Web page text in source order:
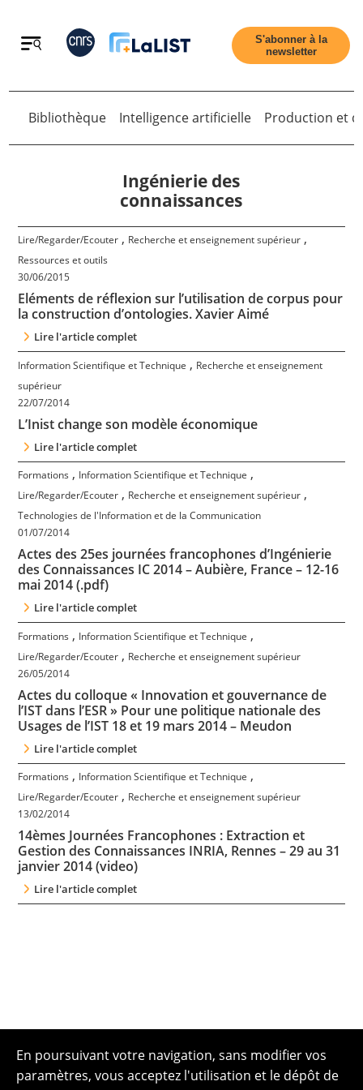
Retour
Accueil
Tous les articles
Qui sommes nous ?
Nous suivre
S'abonner à la
newsletter
Retour
Bibliothèque Intelligence artificielle Production et
Ingénierie des
connaissances
Lire/Regarder/Ecouter , Recherche et enseignement supérieur ,
Ressources et outils
30/06/2015
Eléments de réflexion sur l’utilisation de corpus pour
la construction d’ontologies. Xavier Aimé
Lire l'article complet
Information Scientifique et Technique , Recherche et enseignement
supérieur
22/07/2014
L’Inist change son modèle économique
Lire l'article complet
Formations , Information Scientifique et Technique ,
Lire/Regarder/Ecouter , Recherche et enseignement supérieur ,
Technologies de l'Information et de la Communication
01/07/2014
Actes des 25es journées francophones d’Ingénierie
des Connaissances IC 2014 – Aubière, France – 12-16
mai 2014 (.pdf)
Lire l'article complet
Formations , Information Scientifique et Technique ,
Lire/Regarder/Ecouter , Recherche et enseignement supérieur
26/05/2014
Actes du colloque « Innovation et gouvernance de
l’IST dans l’ESR » Pour une politique nationale des
Usages de l’IST 18 et 19 mars 2014 – Meudon
Lire l'article complet
Formations , Information Scientifique et Technique ,
Lire/Regarder/Ecouter , Recherche et enseignement supérieur
13/02/2014
14èmes Journées Francophones : Extraction et
Gestion des Connaissances INRIA, Rennes – 29 au 31
janvier 2014 (video)
Lire l'article complet
En poursuivant votre navigation, sans modifier vos
paramètres, vous acceptez l'utilisation et le dépôt de